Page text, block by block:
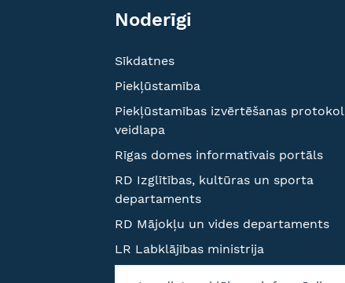
Noderīgi
Sīkdatnes
Piekļūstamība
Piekļūstamības izvērtēšanas
veidlapa
Rīgas domes informatīvais portāls
RD Izglītības, kultūras un sporta
departaments
RD Mājokļu un vides departaments
LR Labklājības ministrija